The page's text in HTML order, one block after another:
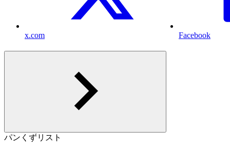
x.com Facebook
パンくずリスト